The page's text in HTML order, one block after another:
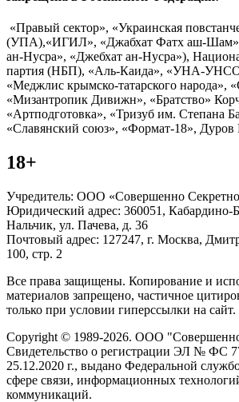
«Правый сектор», «Украинская
(УПА),«ИГИЛ», «Джабхат Фатх аш-Шам»
ан-Нусра», «Джебхат ан-Нусра»),
партия (НБП), «Аль-Каида», «УНА-
«Меджлис крымско-татарского народа»,
«Мизантропик Дивижн», «Братство»
«Артподготовка», «Тризуб им. Степана
«Славянский союз», «Формат-18», Дуров
18+
Учредитель: ООО «Совершенно
Юридический адрес: 360051, Кабардино-
Нальчик, ул. Пачева, д. 36
Почтовый адрес: 127247, г. Москва,
100, стр. 2
Все права защищены. Копирование и
материалов запрещено, частичное
только при условии гиперссылки на сайт.
Copyright © 1989-2026. ООО
Свидетельство о регистрации ЭЛ № ФС
25.12.2020 г., выдано Федеральной
сфере связи, информационных
коммуникаций.